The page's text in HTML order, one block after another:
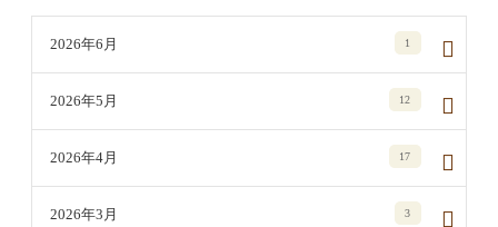
2026年6月 1
2026年5月 12
2026年4月 17
2026年3月 3